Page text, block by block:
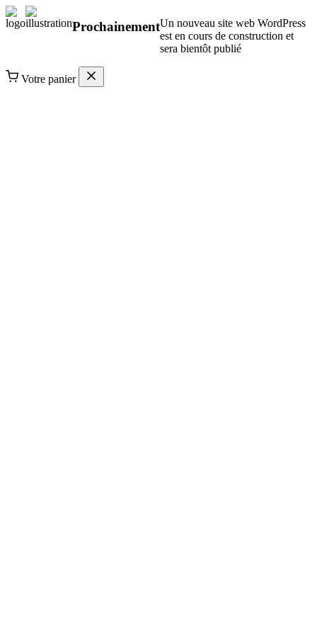
ProchainementUn nouveau site web WordPress
est en cours de construction et
sera bientôt publié
Votre panier